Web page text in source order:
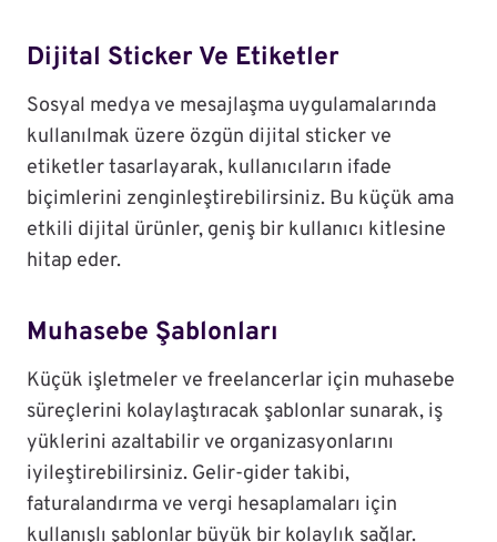
Dijital Sticker Ve Etiketler
Sosyal medya ve mesajlaşma uygulamalarında
kullanılmak üzere özgün dijital sticker ve
etiketler tasarlayarak, kullanıcıların ifade
biçimlerini zenginleştirebilirsiniz. Bu küçük ama
etkili dijital ürünler, geniş bir kullanıcı kitlesine
hitap eder.
Muhasebe Şablonları
Küçük işletmeler ve freelancerlar için muhasebe
süreçlerini kolaylaştıracak şablonlar sunarak, iş
yüklerini azaltabilir ve organizasyonlarını
iyileştirebilirsiniz. Gelir-gider takibi,
faturalandırma ve vergi hesaplamaları için
kullanışlı şablonlar büyük bir kolaylık sağlar.